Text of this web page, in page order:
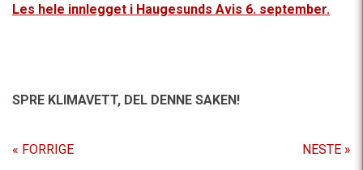
Les hele innlegget i Haugesunds Avis 6. september.
SPRE KLIMAVETT, DEL DENNE SAKEN!
« FORRIGE NESTE »